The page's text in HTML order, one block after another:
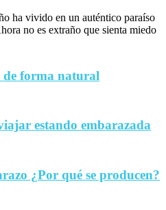
ha vivido en un auténtico paraíso
no es extraño que sienta miedo
forma natural
estando embarazada
¿Por qué se producen?